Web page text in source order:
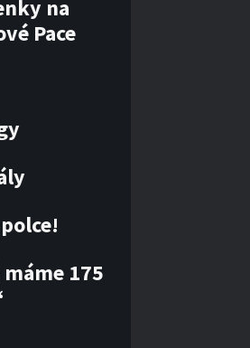
na
Pace
175